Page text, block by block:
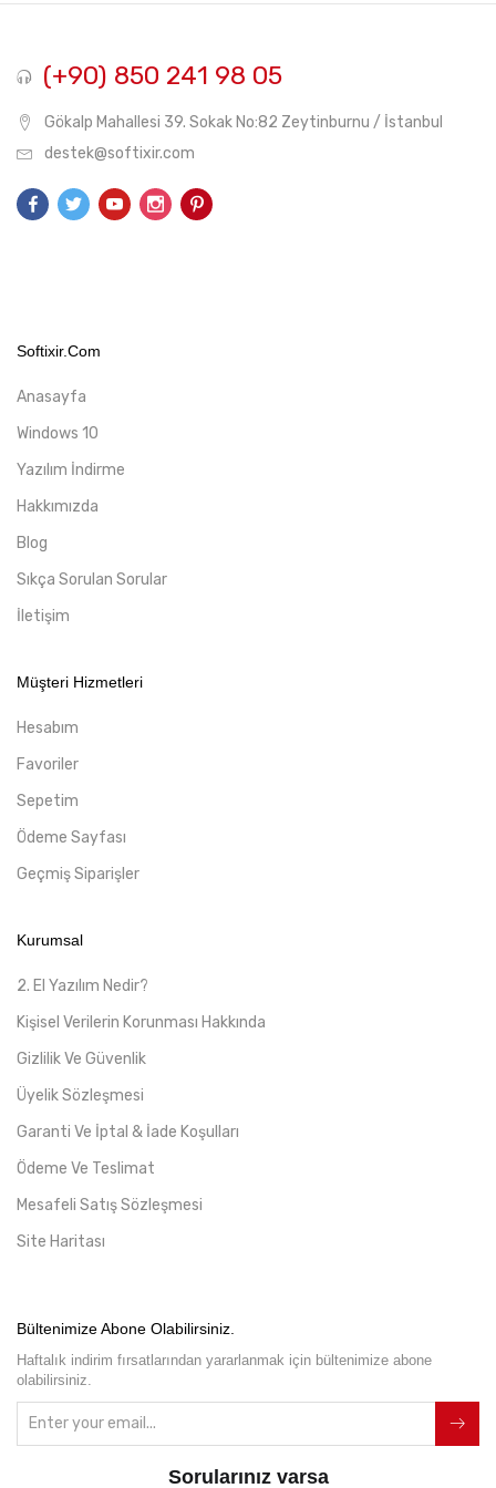
(+90) 850 241 98 05
Gökalp Mahallesi 39. Sokak No:82 Zeytinburnu / İstanbul
destek@softixir.com
Softixir.com
Anasayfa
Windows 10
Yazılım İndirme
Hakkımızda
Blog
Sıkça Sorulan Sorular
İletişim
Müşteri Hizmetleri
Hesabım
Favoriler
Sepetim
Ödeme Sayfası
Geçmiş Siparişler
Kurumsal
2. El Yazılım Nedir?
Kişisel Verilerin Korunması Hakkında
Gizlilik Ve Güvenlik
Üyelik Sözleşmesi
Garanti Ve İptal & İade Koşulları
Ödeme Ve Teslimat
Mesafeli Satış Sözleşmesi
Site Haritası
Bültenimize Abone Olabilirsiniz.
Haftalık indirim fırsatlarından yararlanmak için bültenimize abone
olabilirsiniz.
Sorularınız varsa